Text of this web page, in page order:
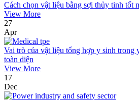
Cách chọn vật liệu bằng sợi thủy tinh tốt
View More
27
Apr
Vai trò của vật liệu tổng hợp y sinh trong
toàn diện
View More
17
Dec